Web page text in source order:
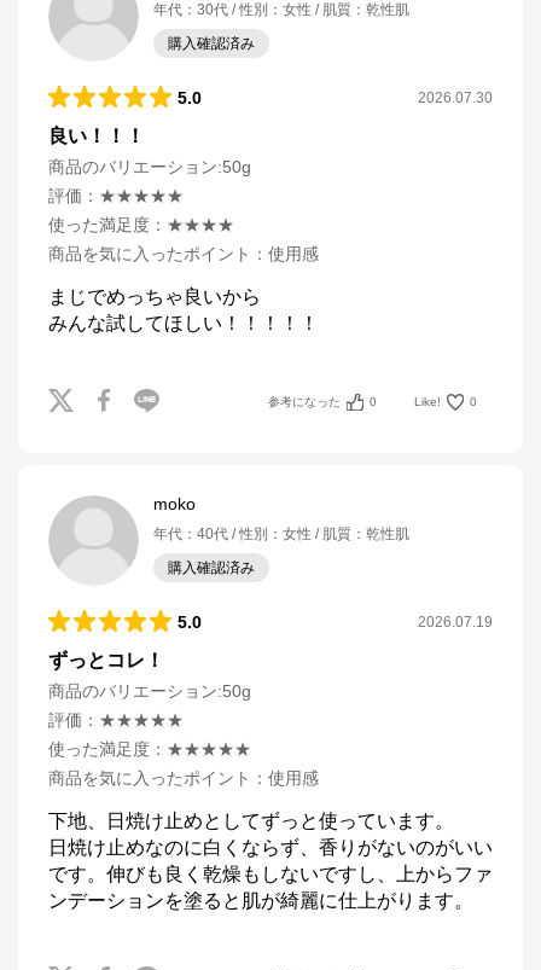
年代 ： 30代 性別 ： 女性 肌質 ： 乾性肌
購入確認済み
5.0 2026.07.30
良い！！！
商品のバリエーション:50g
評価 ： ★★★★★
使った満足度 ： ★★★★
商品を気に入ったポイント ： 使用感
まじでめっちゃ良いから
みんな試してほしい！！！！！
参考になった 0 Like! 0
moko
年代 ： 40代 性別 ： 女性 肌質 ： 乾性肌
購入確認済み
5.0 2026.07.19
ずっとコレ！
商品のバリエーション:50g
評価 ： ★★★★★
使った満足度 ： ★★★★★
商品を気に入ったポイント ： 使用感
下地、日焼け止めとしてずっと使っています。
日焼け止めなのに白くならず、香りがないのがいい
です。伸びも良く乾燥もしないですし、上からファ